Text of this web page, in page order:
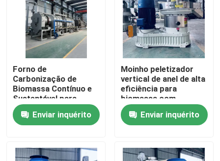
Casa
Produtos
Forno de
Carbonização de
Biomassa Contínuo e
Sustentável para
Resíduos Agrícolas,
com Economia de
Energia
Enviar inquérito
Moinho peletizador
vertical de anel de alta
eficiência para
biomassa com
alimentação vertical e
design de economia
de energia
Enviar inquérito